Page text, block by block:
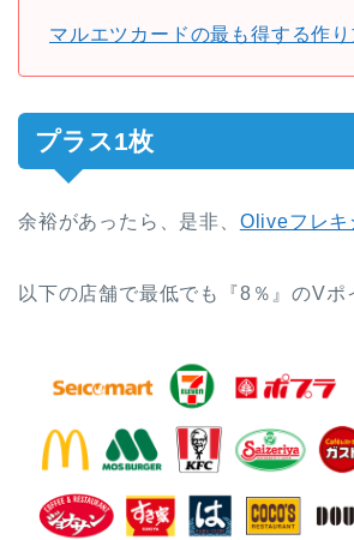
マルエツカードの最も得する作
プラス1枚
余裕があったら、是非、 Oliveフレキ
以下の店舗で最低でも『8％』のVポ